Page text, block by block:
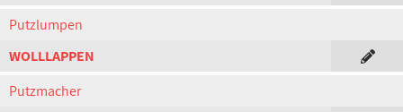
Putzlumpen
WOLLLAPPEN
Putzmacher